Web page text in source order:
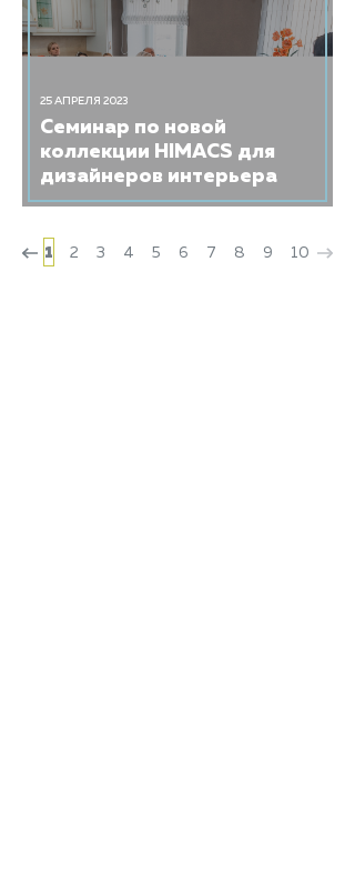
25 АПРЕЛЯ 2023
​Семинар по новой
коллекции HIMACS для
дизайнеров интерьера
1 2 3 4 5 6 7 8 9 10